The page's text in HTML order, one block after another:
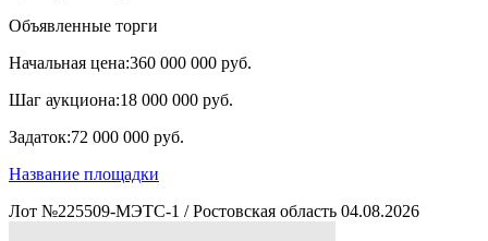
Объявленные торги
Начальная цена:360 000 000 руб.
Шаг аукциона:18 000 000 руб.
Задаток:72 000 000 руб.
Название площадки
Лот №225509-МЭТС-1 / Ростовская область 04.08.2026